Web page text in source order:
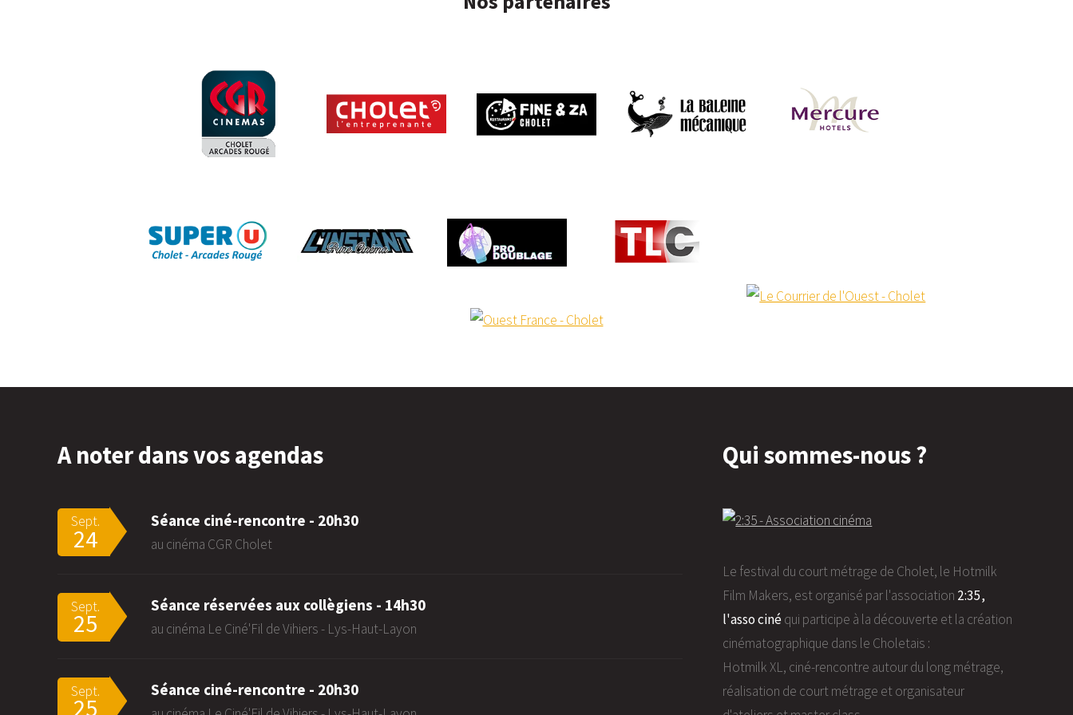
A noter dans vos agendas
Sept.
24
Séance ciné-rencontre - 20h30
au cinéma CGR Cholet
Sept.
25
Séance réservées aux collègiens - 14h30
au cinéma Le Ciné'Fil de Vihiers - Lys-Haut-Layon
Sept.
25
Séance ciné-rencontre - 20h30
Qui sommes-nous ?
Le festival du court métrage de Cholet, le Hotmilk
Film Makers, est organisé par l'association 2:35,
l'asso cinéqui participe à la découverte et la création
cinématographique dans le Choletais :
Hotmilk XL, ciné-rencontre autour du long métrage,
réalisation de court métrage et organisateur